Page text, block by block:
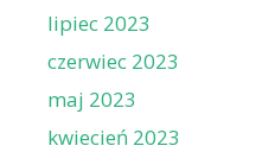
lipiec 2023
czerwiec 2023
maj 2023
kwiecień 2023